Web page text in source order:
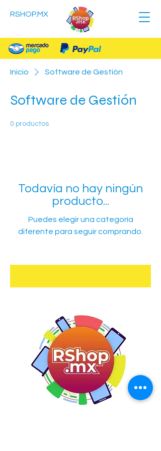
RSHOP.MX
Inicio Software de Gestión
Software de Gestión
0 productos
Todavía no hay ningún
producto...
Puedes elegir una categoría
diferente para seguir comprando.